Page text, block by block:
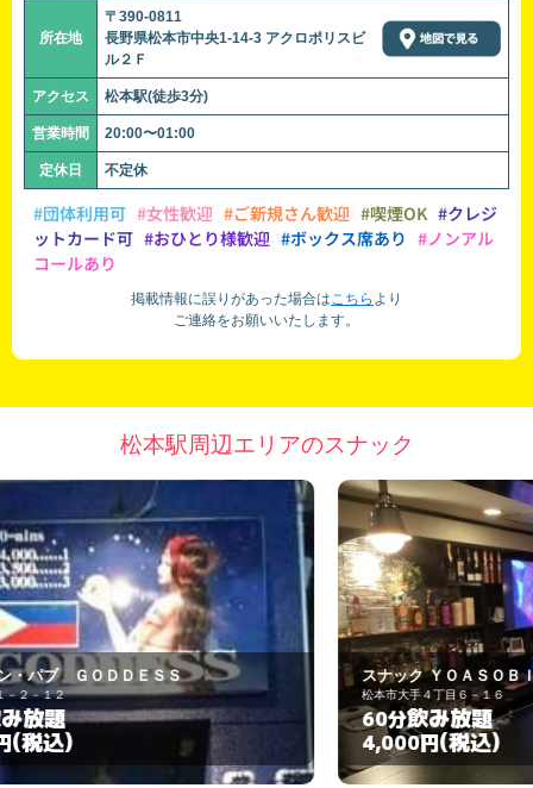
所在地
〒390-0811
長野県松本市中央1-14-3 アクロポリスビ
ル２Ｆ
アクセス 松本駅(徒歩3分)
営業時間 20:00〜01:00
定休日 不定休
#団体利用可 #女性歓迎 #ご新規さん歓迎 #喫煙OK #クレジ
ットカード可 #おひとり様歓迎 #ボックス席あり #ノンアル
コールあり
掲載情報に誤りがあった場合はこちら より
ご連絡をお願いいたします。
松本駅周辺エリアのスナック
スナック ＹＯＡＳＯＢＩ
松本市大手４丁目６－１６
60分飲み放題
(税込)